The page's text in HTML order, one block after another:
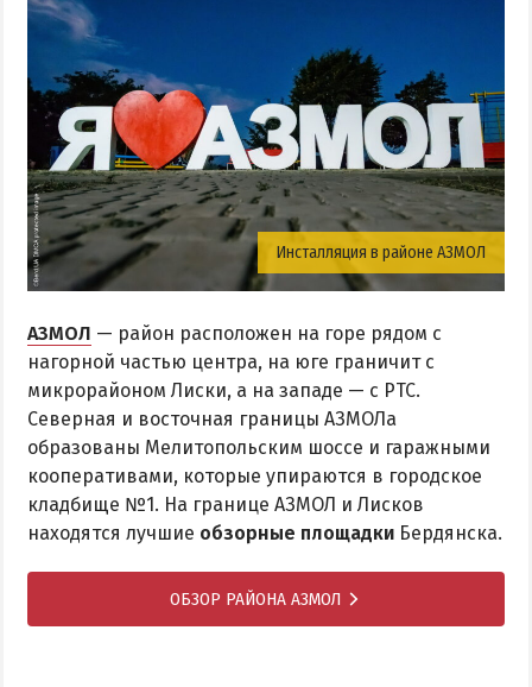
Инсталляция в районе АЗМОЛ
АЗМОЛ — район расположен на горе рядом с
нагорной частью центра, на юге граничит с
микрорайоном Лиски, а на западе — с РТС.
Северная и восточная границы АЗМОЛа
образованы Мелитопольским шоссе и гаражными
кооперативами, которые упираются в городское
кладбище №1. На границе АЗМОЛ и Лисков
находятся лучшие обзорные площадки Бердянска.
ОБЗОР РАЙОНА АЗМОЛ